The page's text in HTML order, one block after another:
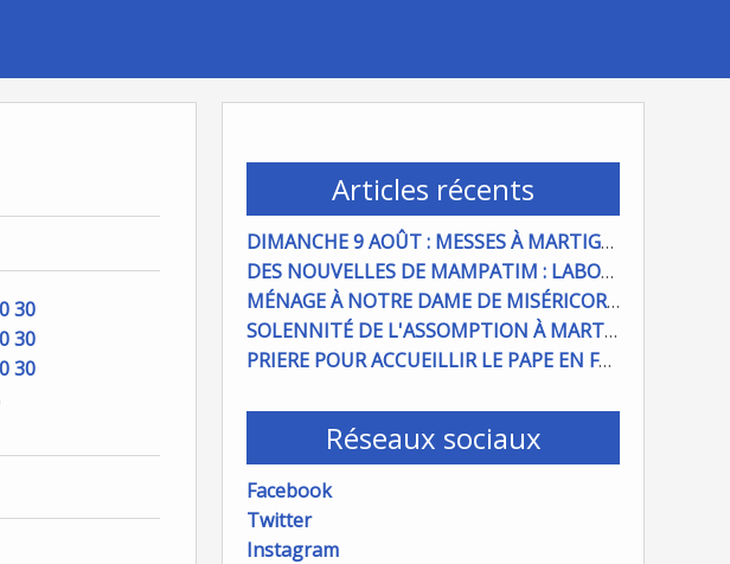
Articles récents
DIMANCHE 9 AOÛT : MESSES À MARTIGUES ET PORT DE BOUC
DES NOUVELLES DE MAMPATIM : LABOUR DU CHAMP PAROISSIAL
MÉNAGE À NOTRE DAME DE MISÉRICORDE : ON COMPTE SUR VOUS !
SOLENNITÉ DE L'ASSOMPTION À MARTIGUES ET PORT DE BOUC
PRIERE POUR ACCUEILLIR LE PAPE EN FRANCE
Réseaux sociaux
Facebook
Twitter
Instagram